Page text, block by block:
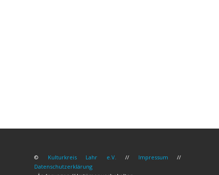
© Kulturkreis Lahr e.V. // Impressum //
Datenschutzerklärung